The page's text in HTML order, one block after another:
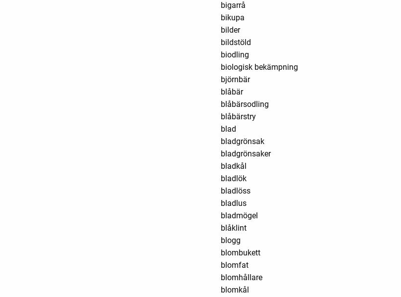
bigarrå
bikupa
bilder
bildstöld
biodling
biologisk bekämpning
björnbär
blåbär
blåbärsodling
blåbärstry
blad
bladgrönsak
bladgrönsaker
bladkål
bladlök
bladlöss
bladlus
bladmögel
blåklint
blogg
blombukett
blomfat
blomhållare
blomkål